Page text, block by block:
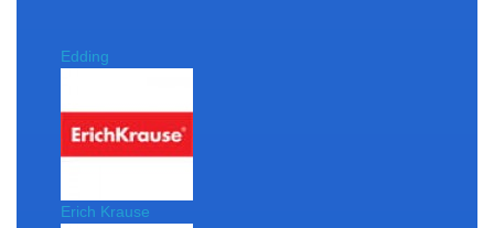
Edding
Erich Krause